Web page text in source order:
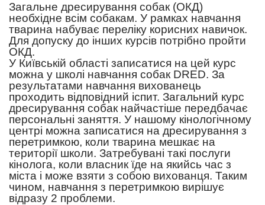
Загальне дресирування собак (ОКД)
необхідне всім собакам. У рамках навчання
тварина набуває переліку корисних навичок.
Для допуску до інших курсів потрібно пройти
ОКД.
У Київській області записатися на цей курс
можна у школі навчання собак DRED. За
результатами навчання вихованець
проходить відповідний іспит. Загальний курс
дресирування собак найчастіше передбачає
персональні заняття. У нашому кінологічному
центрі можна записатися на дресирування з
перетримкою, коли тварина мешкає на
території школи. Затребувані такі послуги
кінолога, коли власник їде на якийсь час з
міста і може взяти з собою вихованця. Таким
чином, навчання з перетримкою вирішує
відразу 2 проблеми.